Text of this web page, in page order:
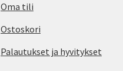
Oma tili
Ostoskori
Palautukset ja hyvitykset